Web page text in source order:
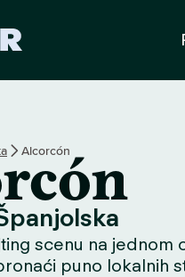
n
a
s
o
v
n
Alcorcón
scenu na jednom
puno lokalnih